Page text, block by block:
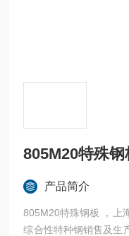
805M20特殊钢
产品简介
805M20特殊钢板 ，上海隆继金属制品有限公司是一家专业的
综合性特种钢销售及生